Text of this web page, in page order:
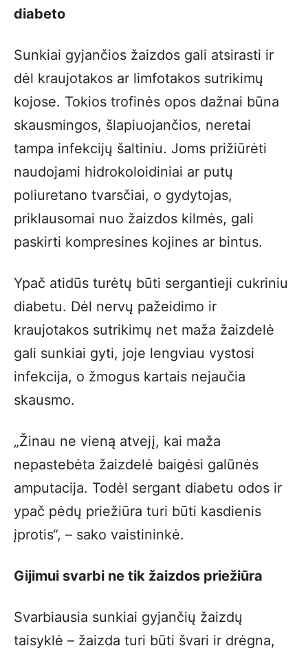
diabeto
Sunkiai gyjančios žaizdos gali atsirasti ir
dėl kraujotakos ar limfotakos sutrikimų
kojose. Tokios trofinės opos dažnai būna
skausmingos, šlapiuojančios, neretai
tampa infekcijų šaltiniu. Joms prižiūrėti
naudojami hidrokoloidiniai ar putų
poliuretano tvarsčiai, o gydytojas,
priklausomai nuo žaizdos kilmės, gali
paskirti kompresines kojines ar bintus.
Ypač atidūs turėtų būti sergantieji cukriniu
diabetu. Dėl nervų pažeidimo ir
kraujotakos sutrikimų net maža žaizdelė
gali sunkiai gyti, joje lengviau vystosi
infekcija, o žmogus kartais nejaučia
skausmo.
„Žinau ne vieną atvejį, kai maža
nepastebėta žaizdelė baigėsi galūnės
amputacija. Todėl sergant diabetu odos ir
ypač pėdų priežiūra turi būti kasdienis
įprotis“, – sako vaistininkė.
Gijimui svarbi ne tik žaizdos priežiūra
Svarbiausia sunkiai gyjančių žaizdų
taisyklė – žaizda turi būti švari ir drėgna,